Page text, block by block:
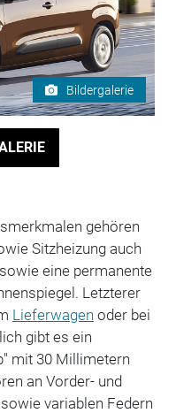
Bildergalerie
gehören
Sitzheizung auch
eine permanente
Letzterer
Lieferwagen oder bei
gibt es ein
mit 30 Millimetern
an Vorder- und
variablen Federn